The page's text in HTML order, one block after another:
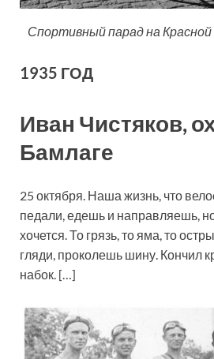
Спортивный парад на Красной
1935 ГОД
Иван Чистяков,
Бамлаге
25 октября. Наша жизнь, что
педали, едешь и направляешь,
хочется. То грязь, то яма, то
гляди, проколешь шину. Кончил
набок. […]